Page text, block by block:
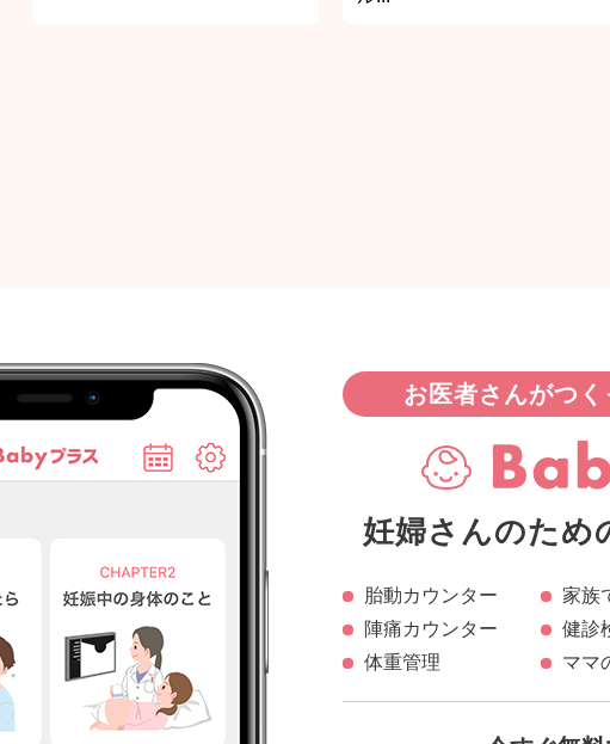
お医者さんがつ
妊婦さんのため
胎動カウンター
家族
陣痛カウンター
健診
体重管理
ママ